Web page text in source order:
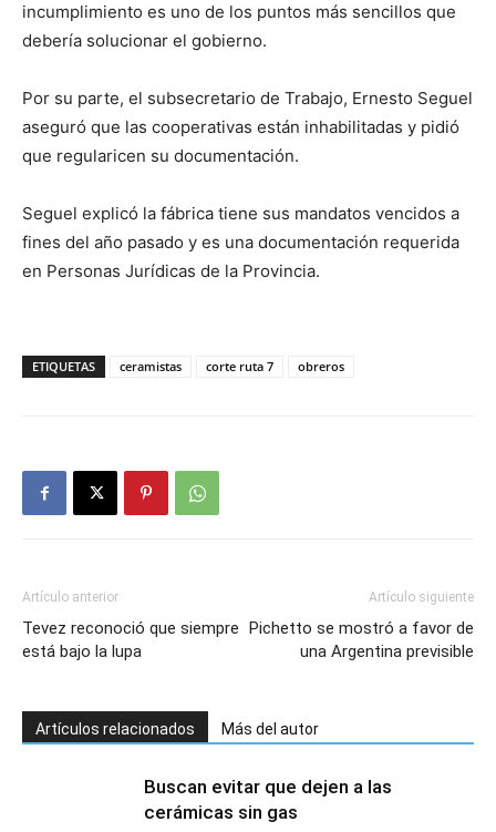
incumplimiento es uno de los puntos más sencillos que
debería solucionar el gobierno.
Por su parte, el subsecretario de Trabajo, Ernesto Seguel
aseguró que las cooperativas están inhabilitadas y pidió
que regularicen su documentación.
Seguel explicó la fábrica tiene sus mandatos vencidos a
fines del año pasado y es una documentación requerida
en Personas Jurídicas de la Provincia.
ETIQUETAS ceramistas corte ruta 7 obreros
Artículo anterior
Tevez reconoció que siempre
está bajo la lupa
Artículo siguiente
Pichetto se mostró a favor de
una Argentina previsible
Artículos relacionados Más del autor
Buscan evitar que dejen a las
cerámicas sin gas